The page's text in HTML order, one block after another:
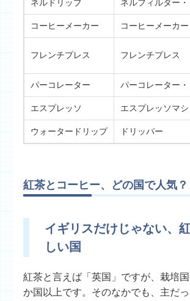
ネルドリップ ネルフィルター
コーヒーメーカー コーヒーメーカー
フレンチプレス フレンチプレス
パーコレーター パーコレーター・
エスプレッソ エスプレッソマシ
ウォータードリップ ドリッパー
紅茶とコーヒー、どの国で人気？
イギリスだけじゃない、
しい国
紅茶と言えば「英国」ですが、栽培
か国以上です。そのなかでも、主だ